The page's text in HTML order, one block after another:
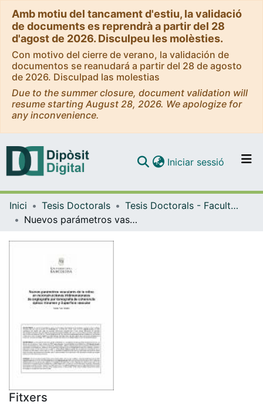
Amb motiu del tancament d'estiu, la validació
de documents es reprendrà a partir del 28
d'agost de 2026. Disculpeu les molèsties.
Con motivo del cierre de verano, la validación de
documentos se reanudará a partir del 28 de agosto
de 2026. Disculpad las molestias
Due to the summer closure, document validation will
resume starting August 28, 2026. We apologize for
any inconvenience.
Navega per tot el DD
Iniciar sessió (current)
Inici Tesis Doctorals
Tesis Doctorals - Facultat - Medicina i Ciències de la Salut
Nuevos parámetros vasculares de la retina en reconstrucciones tridimensionales de angiografía por tomografía de coherencia óptica: Volumen y Superficie vascular
Fitxers